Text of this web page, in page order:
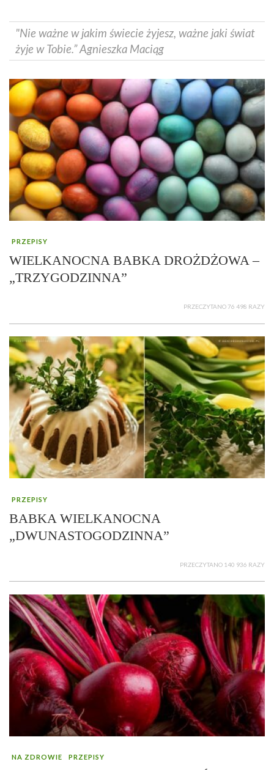
"Nie ważne w jakim świecie żyjesz, ważne jaki świat
żyje w Tobie.” Agnieszka Maciąg
PRZEPISY
WIELKANOCNA BABKA DROŻDŻOWA –
„TRZYGODZINNA”
PRZECZYTANO 76 498 RAZY
PRZEPISY
BABKA WIELKANOCNA
„DWUNASTOGODZINNA”
PRZECZYTANO 140 936 RAZY
NA ZDROWIE PRZEPISY